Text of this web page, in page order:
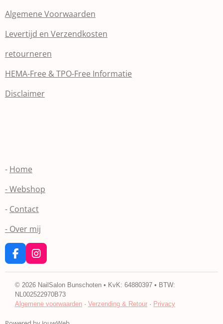
Algemene Voorwaarden
Levertijd en Verzendkosten
retourneren
HEMA-Free & TPO-Free Informatie
Disclaimer
- Home
- Webshop
- Contact
- Over mij
F
a
c
e
b
o
I
n
s
t
a
g
© 2026 NailSalon Bunschoten • KvK: 64880397 • BTW:
NL002522970B73
Algemene voorwaarden · Verzending & Retour · Privacy